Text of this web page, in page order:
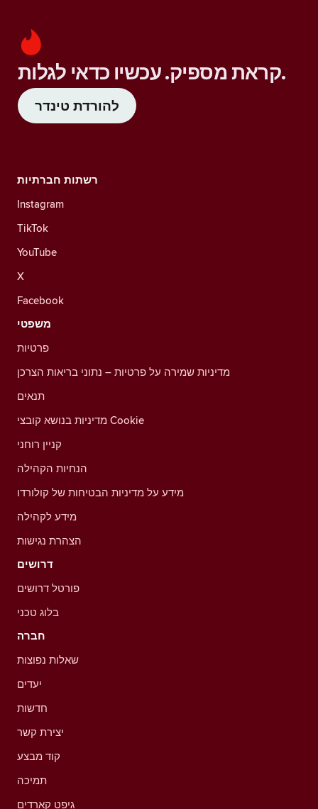
קראת מספיק. עכשיו כדאי לגלות.
להורדת טינדר
רשתות חברתיות
Instagram
TikTok
YouTube
X
Facebook
משפטי
פרטיות
מדיניות שמירה על פרטיות – נתוני בריאות הצרכן
תנאים
מדיניות בנושא קובצי Cookie
קניין רוחני
הנחיות הקהילה
מידע על מדיניות הבטיחות של קולורדו
מידע לקהילה
הצהרת נגישות
דרושים
פורטל דרושים
בלוג טכני
חברה
שאלות נפוצות
יעדים
חדשות
יצירת קשר
קוד מבצע
תמיכה
גיפט קארדים